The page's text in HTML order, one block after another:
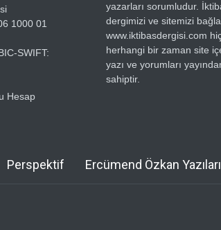
1000 01
SWIFT:
Hesap
yazarları sorumludur.
dergimizi ve sitemizi
www.iktibasdergisi.com
herhangi bir zaman site
yazı ve yorumları
sahiptir.
Perspektif Ercümend Özkan Yazıları